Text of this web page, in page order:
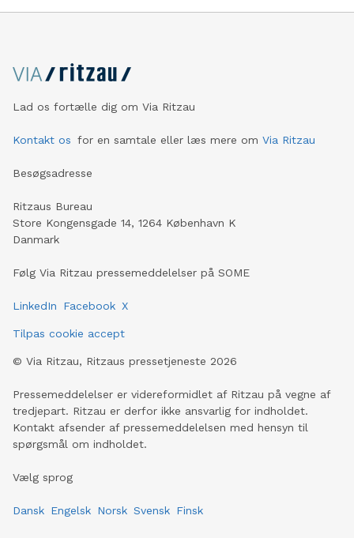
Lad os fortælle dig om Via Ritzau
Kontakt os for en samtale eller læs mere om Via Ritzau
Besøgsadresse
Ritzaus Bureau
Store Kongensgade 14, 1264 København K
Danmark
Følg Via Ritzau pressemeddelelser på SOME
LinkedIn Facebook X
Tilpas cookie accept
© Via Ritzau, Ritzaus pressetjeneste 2026
Pressemeddelelser er videreformidlet af Ritzau på vegne af
tredjepart. Ritzau er derfor ikke ansvarlig for indholdet.
Kontakt afsender af pressemeddelelsen med hensyn til
spørgsmål om indholdet.
Vælg sprog
Dansk Engelsk Norsk Svensk Finsk